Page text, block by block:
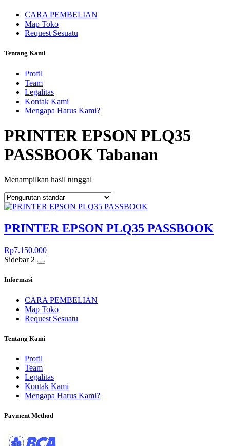
CARA PEMBELIAN
Map Toko
Request Sesuatu
Tentang Kami
Profil
Team
Legalitas
Kontak Kami
Mengapa Harus Kami?
PRINTER EPSON PLQ35
PASSBOOK Tabanan
Menampilkan hasil tunggal
PRINTER EPSON PLQ35 PASSBOOK
Rp7.150.000
Sidebar 2
Informasi
CARA PEMBELIAN
Map Toko
Request Sesuatu
Tentang Kami
Profil
Team
Legalitas
Kontak Kami
Mengapa Harus Kami?
Payment Method